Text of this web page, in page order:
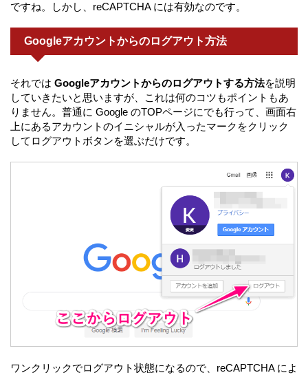
ですね。しかし、reCAPTCHA には有効なのです。
Googleアカウントからのログアウト方法
それでは Googleアカウントからのログアウトする方法を説明
していきたいと思いますが、これは何のコツもポイントもあ
りません。普通に Google のTOPページにでも行って、画面右
上にあるアカウントのイニシャルが入ったマークをクリック
してログアウトボタンを選ぶだけです。
ワンクリックでログアウト状態になるので、reCAPTCHA によ